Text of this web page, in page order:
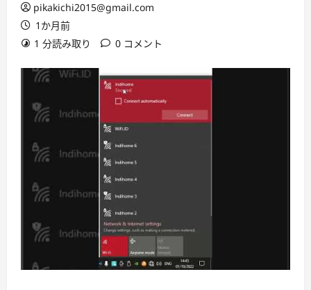
pikakichi2015@gmail.com
1か月前
1 分読み取り
0 コメント